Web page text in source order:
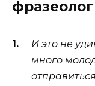
И это не
много